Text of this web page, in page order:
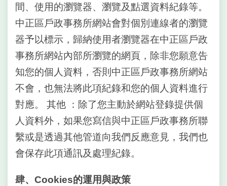
統
語
詞
民
政
局
臺
市
府
間、使用的瀏覽器、瀏覽及點選資料紀錄等。
中正區戶政事務所網站會對個別連線者的瀏覽
器予以標示，歸納使用者瀏覽器在中正區戶政
事務所網站內部所瀏覽的網頁，除非您願意告
知您的個人資料，否則中正區戶政事務所網站
不會，也無法將此項紀錄和您的個人資料進行
對應。 其他 ：除了您主動於網站登錄提供個
人資料外，如果您寫信與中正區戶政事務所聯
繫或是透過其他管道向我們反應意見，我們也
會保存此項通訊及處理紀錄。
肆、Cookies的運用與政策